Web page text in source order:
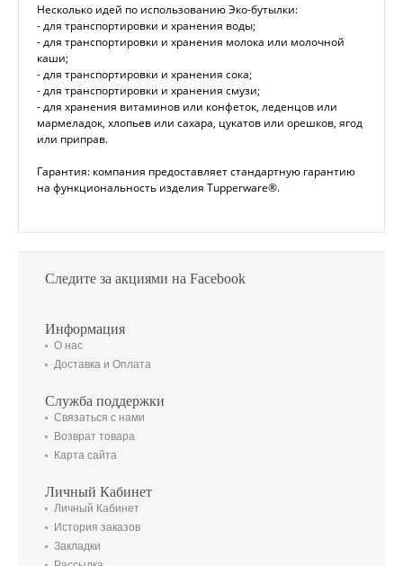
Несколько идей по использованию Эко-бутылки:
- для транспортировки и хранения воды;
- для транспортировки и хранения молока или молочной
каши;
- для транспортировки и хранения сока;
- для транспортировки и хранения смузи;
- для хранения витаминов или конфеток, леденцов или
мармеладок, хлопьев или сахара, цукатов или орешков, ягод
или приправ.
Гарантия: компания предоставляет стандартную гарантию
на функциональность изделия Tupperware®.
Следите за акциями на Facebook
Информация
О нас
Доставка и Оплата
Служба поддержки
Связаться с нами
Возврат товара
Карта сайта
Личный Кабинет
Личный Кабинет
История заказов
Закладки